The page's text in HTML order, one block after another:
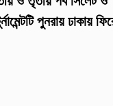
পুনরায় ঢাকায়